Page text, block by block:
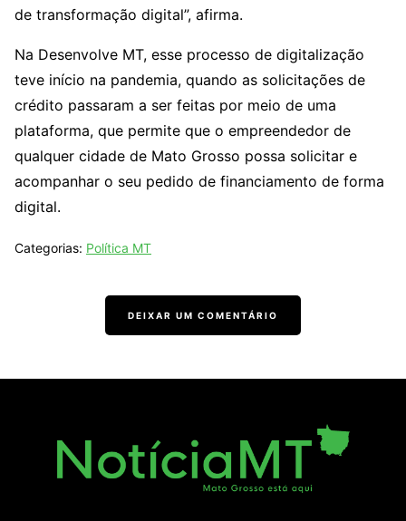
de transformação digital”, afirma.
Na Desenvolve MT, esse processo de digitalização
teve início na pandemia, quando as solicitações de
crédito passaram a ser feitas por meio de uma
plataforma, que permite que o empreendedor de
qualquer cidade de Mato Grosso possa solicitar e
acompanhar o seu pedido de financiamento de forma
digital.
Categorias: Política MT
DEIXAR UM COMENTÁRIO